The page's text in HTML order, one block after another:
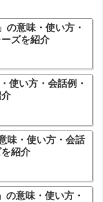
の意味・使い方・
ズを紹介
使い方・会話例・
味・使い方・会話
紹介
の意味・使い方・